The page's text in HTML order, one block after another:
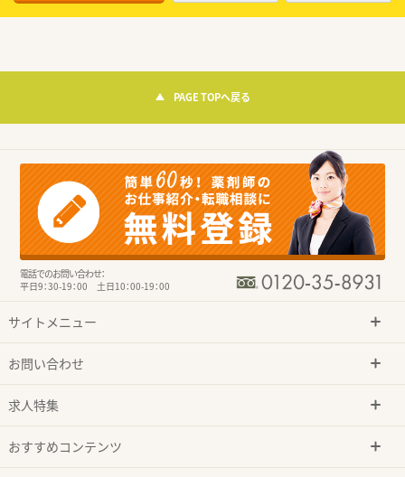
PAGE TOPへ戻る
電話でのお問い合わせ：
平日9：30-19：00 土日10：00-19：00
サイトメニュー
お問い合わせ
求人特集
おすすめコンテンツ